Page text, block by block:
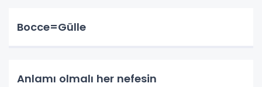
Bocce=Gülle
Anlamı olmalı her nefesin